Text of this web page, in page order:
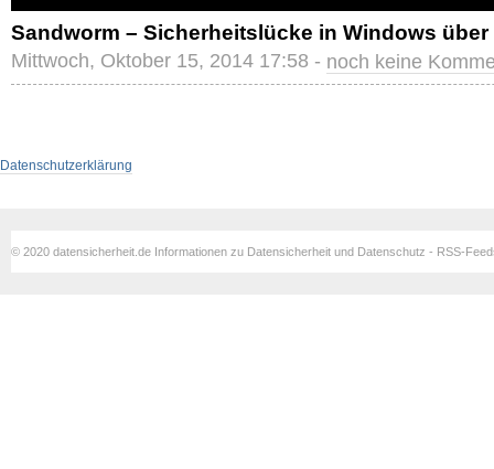
Sandworm – Sicherheitslücke in Windows
Mittwoch, Oktober 15, 2014 17:58 - noch keine
Datenschutzerklärung
© 2020 datensicherheit.de Informationen zu Datensicherheit und Datenschutz - RSS-